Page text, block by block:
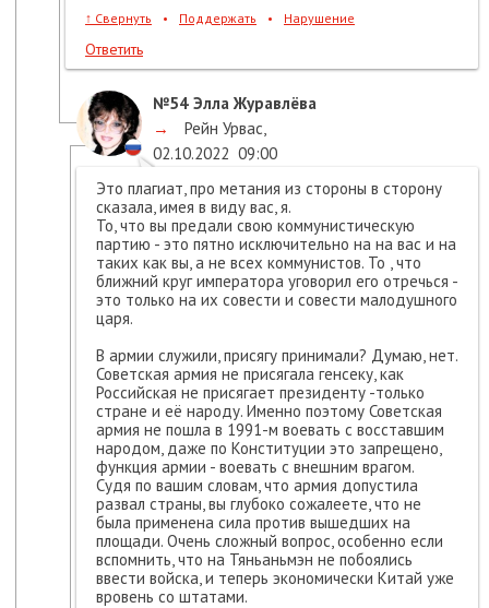
↑ Свернуть • Поддержать • Нарушение
Ответить
№54 Элла Журавлёва
→
Рейн Урвас
02.10.2022 09:00
Это плагиат, про метания из стороны в сторону
сказала, имея в виду вас, я.
То, что вы предали свою коммунистическую
партию - это пятно исключительно на на вас и на
таких как вы, а не всех коммунистов. То , что
ближний круг императора уговорил его отречься -
это только на их совести и совести малодушного
царя.
В армии служили, присягу принимали? Думаю, нет.
Советская армия не присягала генсеку, как
Российская не присягает президенту -только
стране и её народу. Именно поэтому Советская
армия не пошла в 1991-м воевать с восставшим
народом, даже по Конституции это запрещено,
функция армии - воевать с внешним врагом.
Судя по вашим словам, что армия допустила
развал страны, вы глубоко сожалеете, что не
была применена сила против вышедших на
площади. Очень сложный вопрос, особенно если
вспомнить, что на Тяньаньмэн не побоялись
ввести войска, и теперь экономически Китай уже
вровень со штатами.